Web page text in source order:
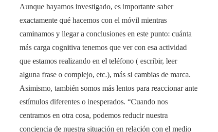
Aunque hayamos investigado, es importante saber
exactamente qué hacemos con el móvil mientras
caminamos y llegar a conclusiones en este punto: cuánta
más carga cognitiva tenemos que ver con esa actividad
que estamos realizando en el teléfono ( escribir, leer
alguna frase o complejo, etc.), más si cambias de marca.
Asimismo, también somos más lentos para reaccionar ante
estímulos diferentes o inesperados. “Cuando nos
centramos en otra cosa, podemos reducir nuestra
conciencia de nuestra situación en relación con el medio